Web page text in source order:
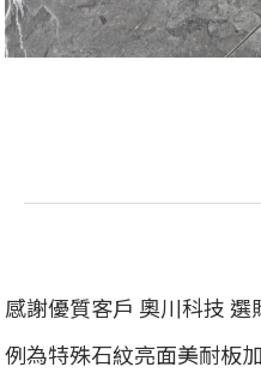
感謝優質客戶 奧川科技
例為特殊石紋亮面美耐板